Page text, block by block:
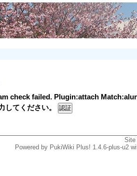
check failed. Plugin:attach
してください。
Powered by PukiWiki Plus! 1.4.6-plus-u2